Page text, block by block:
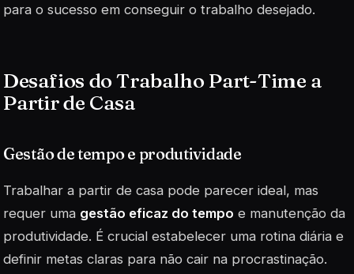
para o sucesso em conseguir o trabalho desejado.
Desafios do Trabalho Part-Time a
Partir de Casa
Gestão de tempo e produtividade
Trabalhar a partir de casa pode parecer ideal, mas
requer uma gestão eficaz do tempo e manutenção da
produtividade. É crucial estabelecer uma rotina diária e
definir metas claras para não cair na procrastinação.